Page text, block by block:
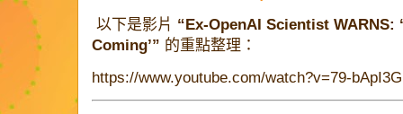
以下是影片 “Ex-OpenAI Scientist WARNS:
Coming’” 的重點整理：
https://www.youtube.com/watch?v=79-